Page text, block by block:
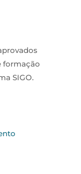
formação
SIGO.